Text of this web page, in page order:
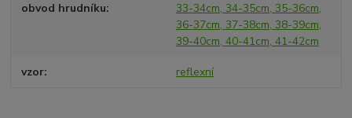
obvod hrudníku
33-34cm, 34-35cm, 35-36cm,
36-37cm, 37-38cm, 38-39cm,
39-40cm, 40-41cm, 41-42cm
vzor reflexní